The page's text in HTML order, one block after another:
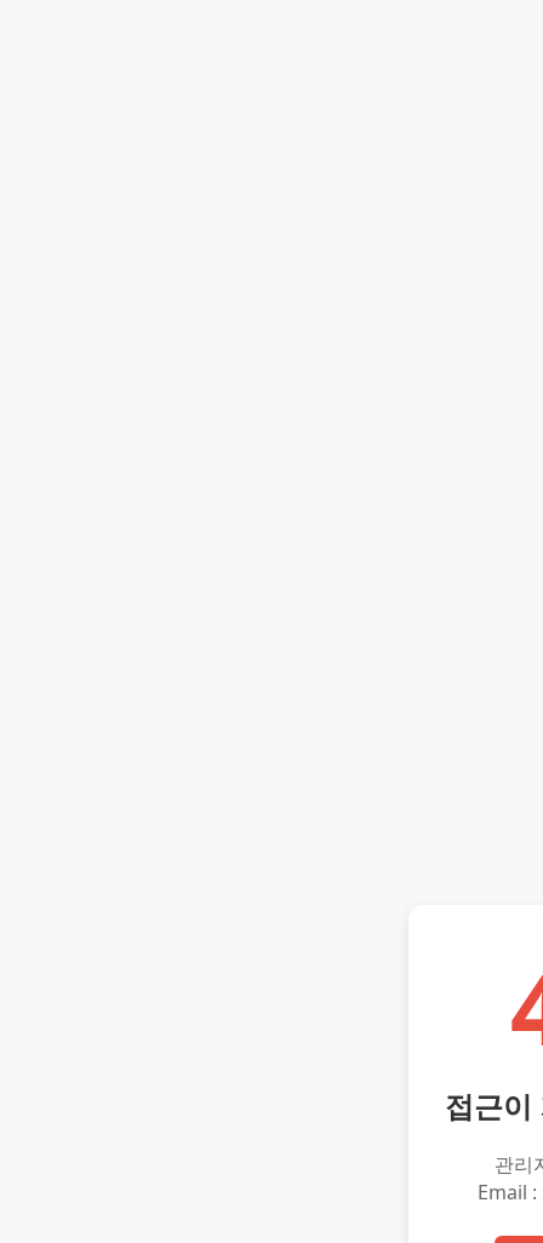
접근이
관리
Email